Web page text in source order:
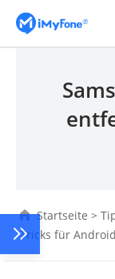
Startseite >
Tricks für Android